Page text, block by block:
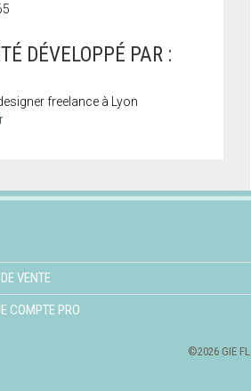
DÉVELOPPÉ PAR :
freelance à Lyon
VENTE
COMPTE PRO
©2026 GIE